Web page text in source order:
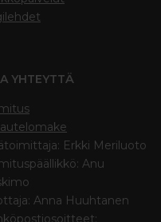
YHTEYTTÄ
Erkki Meriluoto
Anu
Anna Huuhtanen